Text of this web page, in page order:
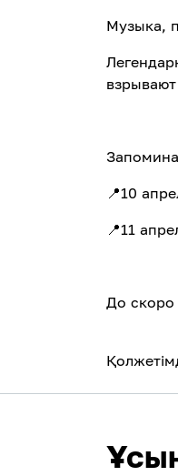
Музыка,
📍10
📍11
До cкоро